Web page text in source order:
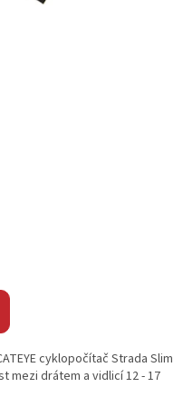
cyklopočítač Strada Slim
mezi drátem a vidlicí 12 - 17